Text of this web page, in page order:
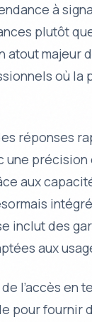
à
plutôt
atout majeur
où la
réponses
une précision
aux
inclut des
aux
l’accès en
pour fournir